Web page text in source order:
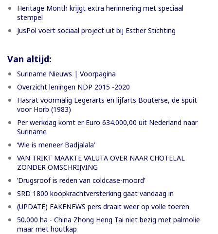
Heritage Month krijgt extra herinnering met speciaal
stempel
JusPol voert sociaal project uit bij Esther Stichting
Van altijd:
Suriname Nieuws | Voorpagina
Overzicht leningen NDP 2015 -2020
Hasrat voormalig Legerarts en lijfarts Bouterse, de spuit
voor Horb (1983)
Per werkdag komt er Euro 634.000,00 uit Nederland naar
Suriname
‘Wie is meneer Badjalala’
VAN TRIKT MAAKTE VALUTA OVER NAAR CHOTELAL
ZONDER OMSCHRIJVING
’Drugsroof is reden van coldcase-moord’
SRD 1800 koopkrachtversterking gaat vandaag in
(UPDATE) FAKENEWS pers draait weer op volle toeren
50.000 ha - China Zhong Heng Tai niet bezig met palmolie
maar met houtkap